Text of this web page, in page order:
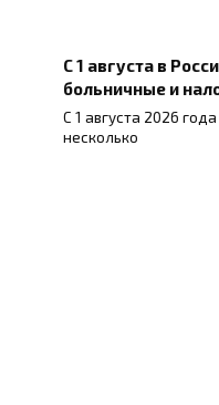
С 1 августа в
больничные и
С 1 августа 2026
несколько